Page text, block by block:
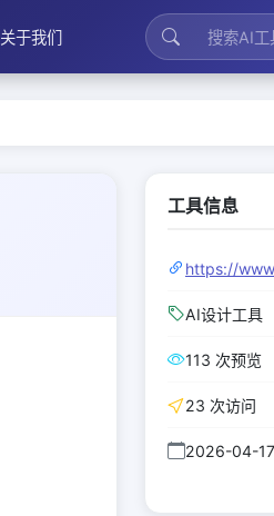
关于我们
工具信息
https://
AI设计工具
113 次预览
23 次访问
2026-04-17